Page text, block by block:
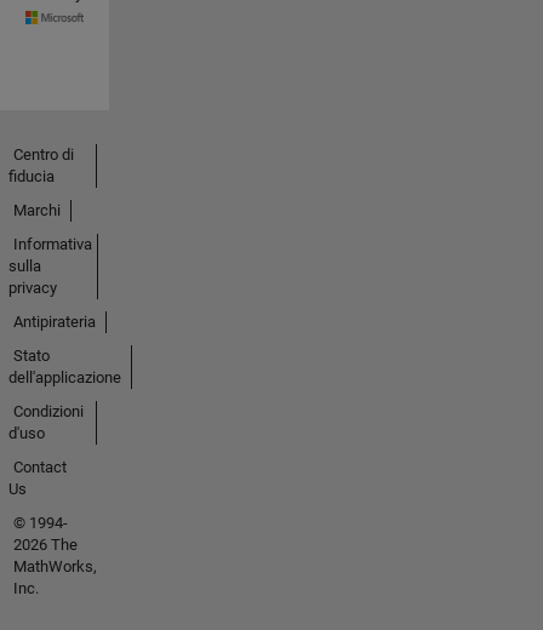
Centro di
fiducia
Marchi
Informativa
sulla
privacy
Antipirateria
Stato
dell'applicazione
Condizioni
d'uso
Contact
Us
© 1994-
2026 The
MathWorks,
Inc.